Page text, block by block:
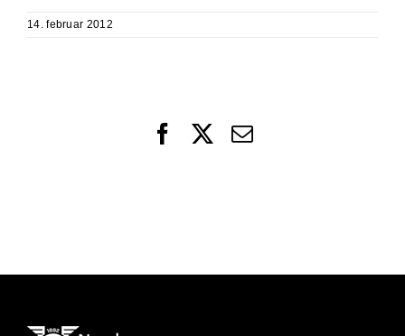
14. februar 2012
FacebookEmail